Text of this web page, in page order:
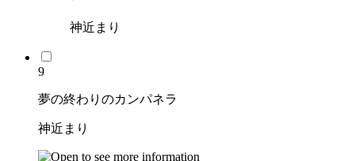
神近まり
9
夢の終わりのカンパネラ
神近まり